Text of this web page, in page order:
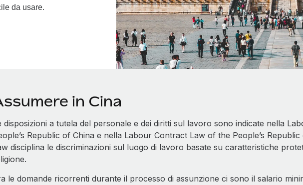
da usare.
in Cina
disposizioni a tutela del personale e dei diritti sul lavoro sono indicate nella
Republic of China e nella Labour Contract Law of the People’s
disciplina le discriminazioni sul luogo di lavoro basate su caratteristiche
le domande ricorrenti durante il processo di assunzione ci sono il salario